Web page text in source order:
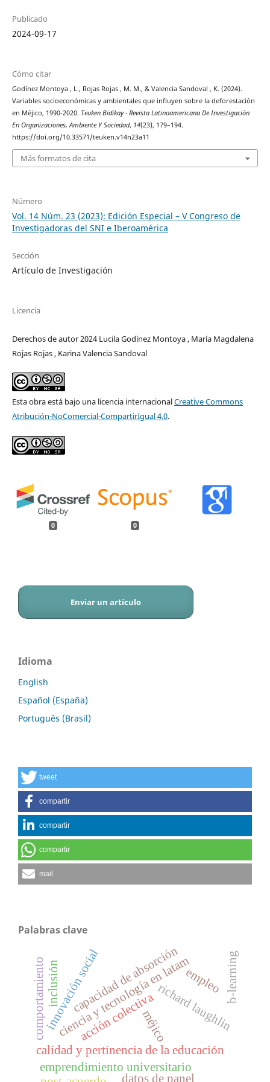
Publicado
2024-09-17
Cómo citar
Godínez Montoya , L., Rojas Rojas , M. M., & Valencia Sandoval , K. (2024).
Variables socioeconómicas y ambientales que influyen sobre la deforestación
en Méjico, 1990-2020. Teuken Bidikay - Revista Latinoamericana De Investigación
En Organizaciones, Ambiente Y Sociedad, 14(23), 179–194.
https://doi.org/10.33571/teuken.v14n23a11
Más formatos de cita
Número
Vol. 14 Núm. 23 (2023): Edición Especial – V Congreso de
Investigadoras del SNI e Iberoamérica
Sección
Artículo de Investigación
Licencia
Derechos de autor 2024 Lucila Godínez Montoya , María Magdalena
Rojas Rojas , Karina Valencia Sandoval
Esta obra está bajo una licencia internacionalCreative Commons
Atribución-NoComercial-CompartirIgual 4.0.
0 0
Enviar un artículo
Idioma
English
Español (España)
Português (Brasil)
tweet
compartir
compartir
compartir
mail
Palabras clave
richard laughlin
calidad y pertinencia de la educación
ciencia y tecnología en latam
innovación socialacción colectiva
empleo
capacidad de absorción
comportamiento
emprendimiento universitario
méjico
datos de panel
inclusión b-learning